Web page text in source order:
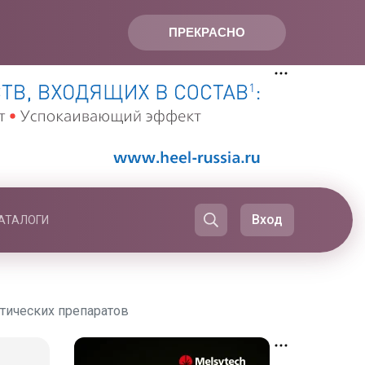
ПРЕКРАСНО
Вход
препаратов